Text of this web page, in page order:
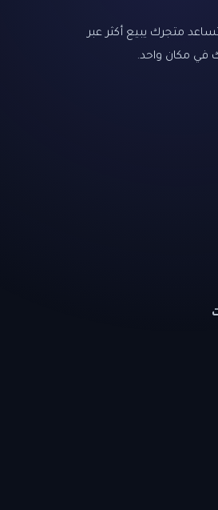
متجرك يبيع أكثر عبر
في مكان واحد.